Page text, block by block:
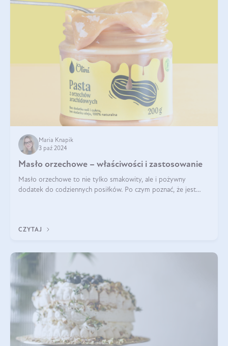
Maria Knapik
3 paź 2024
Masło orzechowe – właściwości i zastosowanie
Masło orzechowe to nie tylko smakowity, ale i pożywny
dodatek do codziennych posiłków. Po czym poznać, że jest
CZYTAJ